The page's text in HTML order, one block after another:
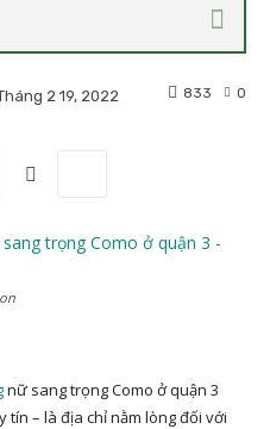
2 19, 2022 0
833
nữ sang trọng Como ở quận 3
tín – là địa chỉ nằm lòng đối với